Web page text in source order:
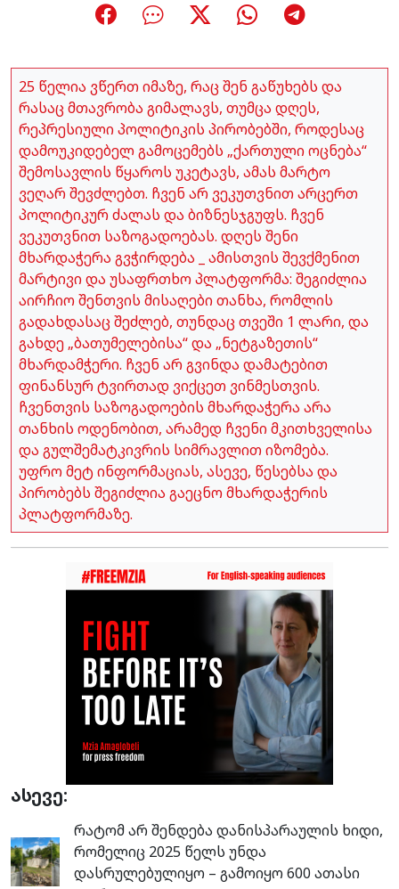
25 წელია ვწერთ იმაზე, რაც შენ გაწუხებს და
რასაც მთავრობა გიმალავს, თუმცა დღეს,
რეპრესიული პოლიტიკის პირობებში, როდესაც
დამოუკიდებელ გამოცემებს „ქართული ოცნება“
შემოსავლის წყაროს უკეტავს, ამას მარტო
ვეღარ შევძლებთ. ჩვენ არ ვეკუთვნით არცერთ
პოლიტიკურ ძალას და ბიზნესჯგუფს. ჩვენ
ვეკუთვნით საზოგადოებას. დღეს შენი
მხარდაჭერა გვჭირდება _ ამისთვის შევქმენით
მარტივი და უსაფრთხო პლატფორმა: შეგიძლია
აირჩიო შენთვის მისაღები თანხა, რომლის
გადახდასაც შეძლებ, თუნდაც თვეში 1 ლარი, და
გახდე „ბათუმელებისა“ და „ნეტგაზეთის“
მხარდამჭერი. ჩვენ არ გვინდა დამატებით
ფინანსურ ტვირთად ვიქცეთ ვინმესთვის.
ჩვენთვის საზოგადოების მხარდაჭერა არა
თანხის ოდენობით, არამედ ჩვენი მკითხველისა
და გულშემატკივრის სიმრავლით იზომება.
უფრო მეტ ინფორმაციას, ასევე, წესებსა და
პირობებს შეგიძლია გაეცნო მხარდაჭერის
პლატფორმაზე.
ასევე:
რატომ არ შენდება დანისპარაულის ხიდი,
რომელიც 2025 წელს უნდა
დასრულებულიყო – გამოიყო 600 ათასი